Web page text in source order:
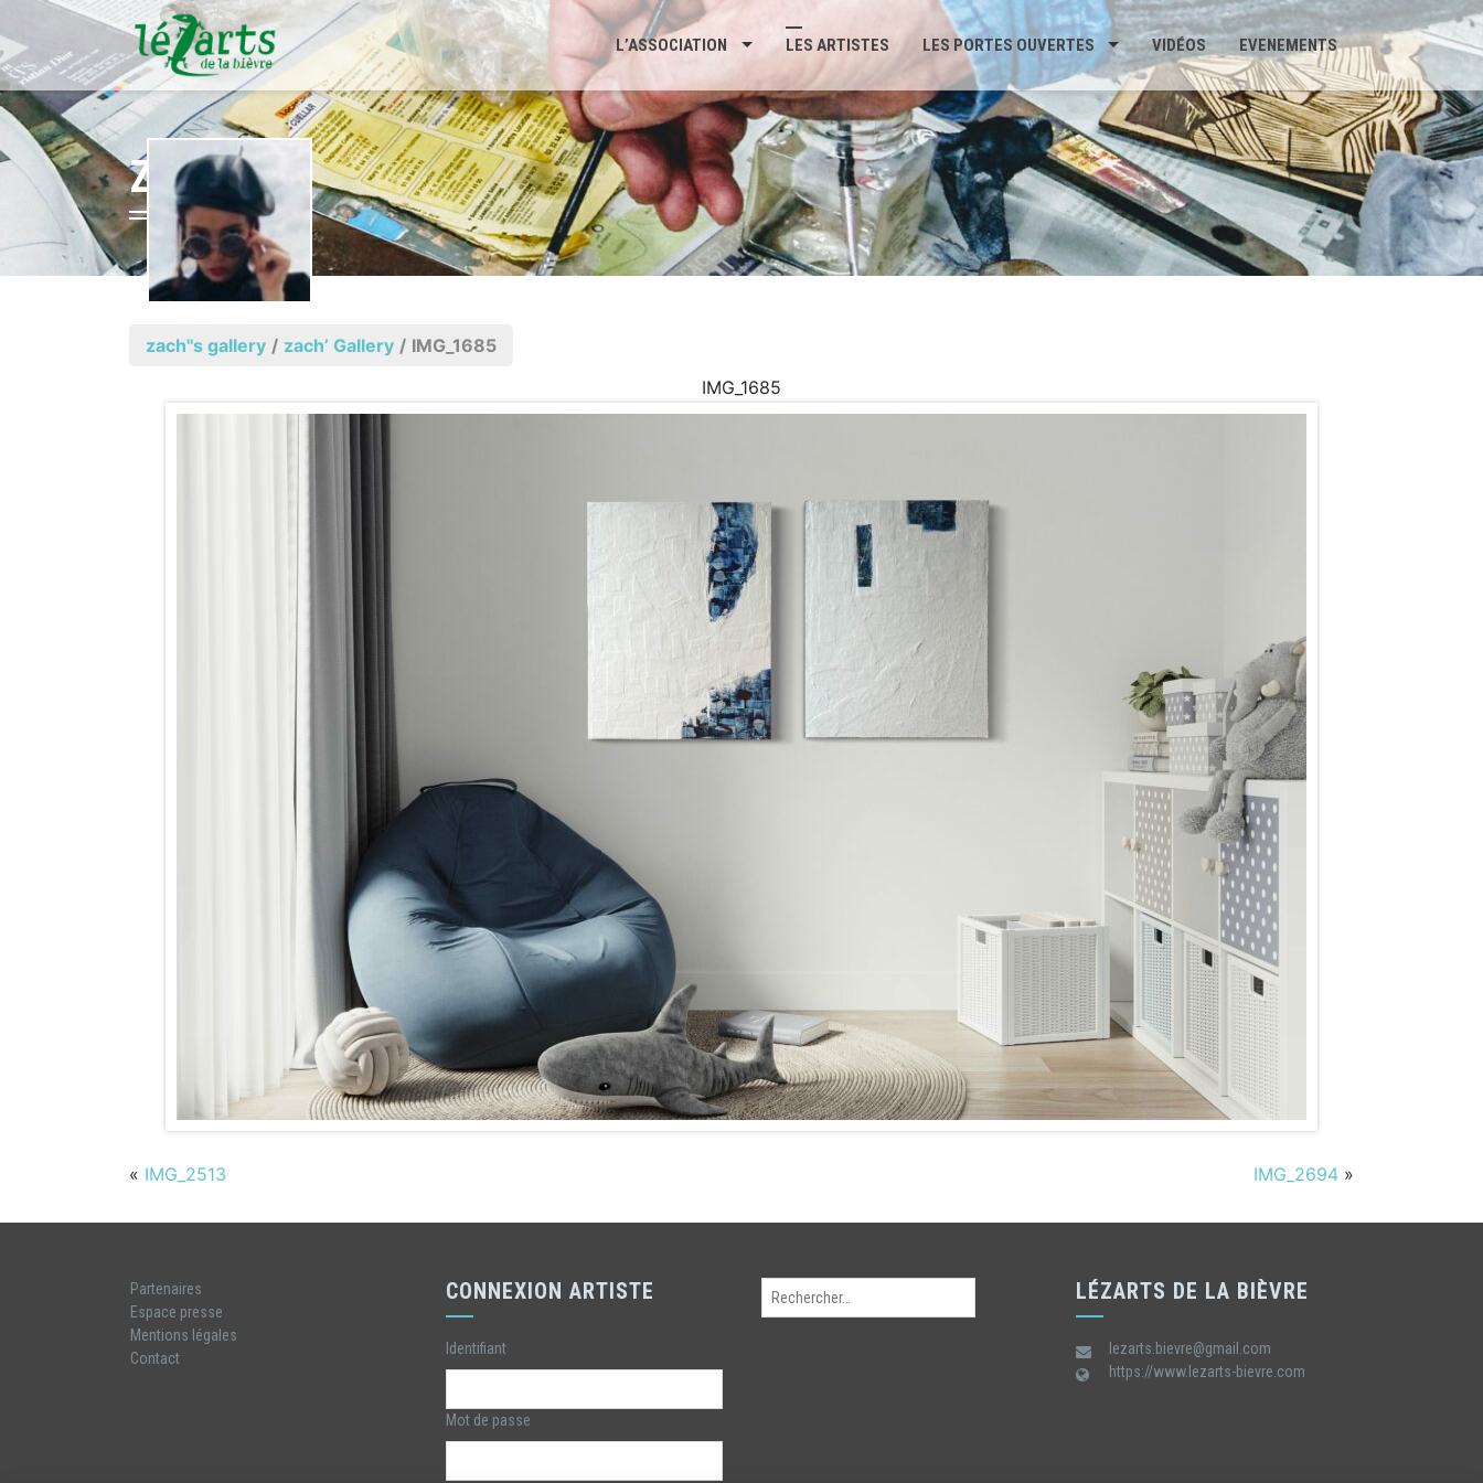
L’ASSOCIATION LES ARTISTES LES PORTES OUVERTES VIDÉOS EVENEMENTS
ZACH'
zach''s gallery / zach’ Gallery / IMG_1685
IMG_1685
« IMG_2513 IMG_2694 »
Partenaires
Espace presse
Mentions légales
Contact
CONNEXION ARTISTE
Identifiant
Mot de passe
Rechercher : LÉZARTS DE LA BIÈVRE
lezarts.bievre@gmail.com
https://www.lezarts-bievre.com